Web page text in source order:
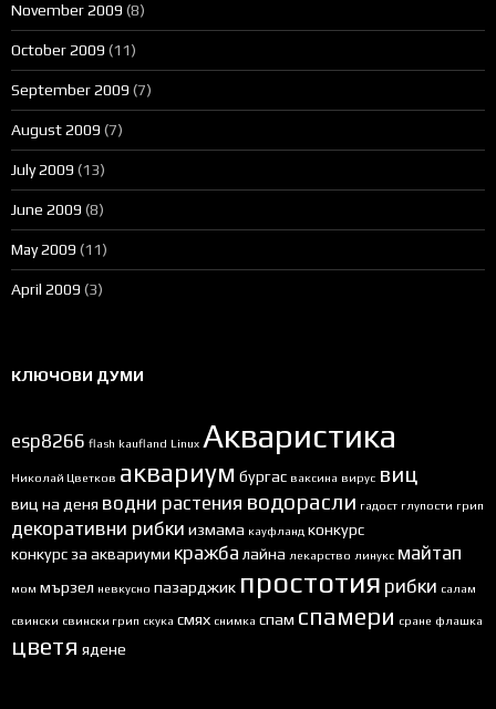
November 2009 (8)
October 2009 (11)
September 2009 (7)
August 2009 (7)
July 2009 (13)
June 2009 (8)
May 2009 (11)
April 2009 (3)
КЛЮЧОВИ ДУМИ
esp8266 flash kaufland Linux Акваристика
Николай Цветков аквариум бургас ваксина вирус виц
виц на деня водни растения водорасли гадост глупости грип
декоративни рибки измама кауфланд конкурс
конкурс за аквариуми кражба лайна лекарство линукс майтап
мом мързел невкусно пазарджик простотия рибки салам
свински свински грип скука смях снимка спам спамери сране флашка
цветя ядене